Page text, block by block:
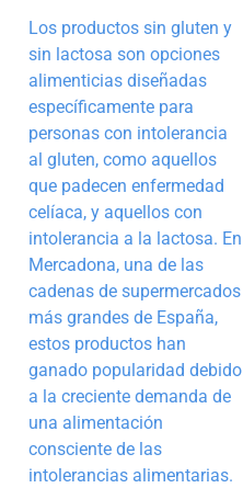
Los productos sin gluten y
sin lactosa son opciones
alimenticias diseñadas
específicamente para
personas con intolerancia
al gluten, como aquellos
que padecen enfermedad
celíaca, y aquellos con
intolerancia a la lactosa. En
Mercadona, una de las
cadenas de supermercados
más grandes de España,
estos productos han
ganado popularidad debido
a la creciente demanda de
una alimentación
consciente de las
intolerancias alimentarias.